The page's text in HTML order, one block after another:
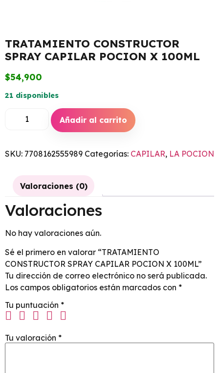
TRATAMIENTO CONSTRUCTOR
SPRAY CAPILAR POCION X 100ML
$54,900
21 disponibles
Añadir al carrito
SKU: 7708162555989 Categorías: CAPILAR, LA POCION
Valoraciones (0)
Valoraciones
No hay valoraciones aún.
Sé el primero en valorar “TRATAMIENTO
CONSTRUCTOR SPRAY CAPILAR POCION X 100ML”
Tu dirección de correo electrónico no será publicada.
Los campos obligatorios están marcados con *
Tu puntuación *
Tu valoración *